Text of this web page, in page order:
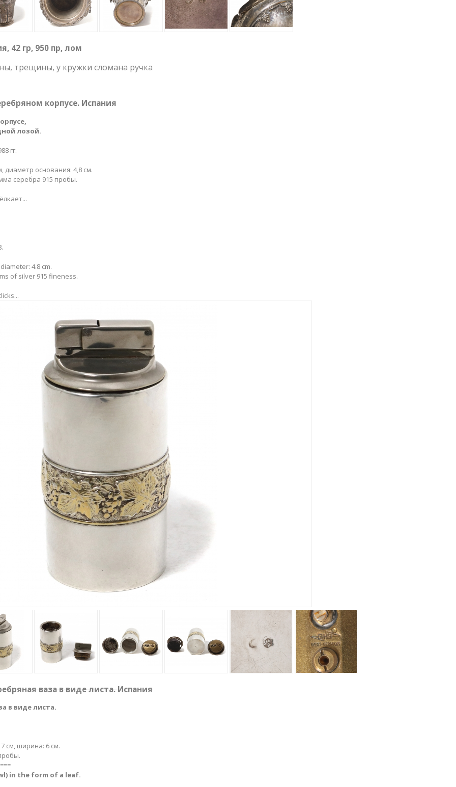
42 гр, 950 пр, лом
трещины, у кружки сломана ручка
корпусе. Испания
лозой.
гг.
диаметр основания: 4,8 см.
серебра 915 пробы.
4.8 cm.
of silver 915 fineness.
ваза в виде листа. Испания
в виде листа.
см, ширина: 6 см.
in the form of a leaf.